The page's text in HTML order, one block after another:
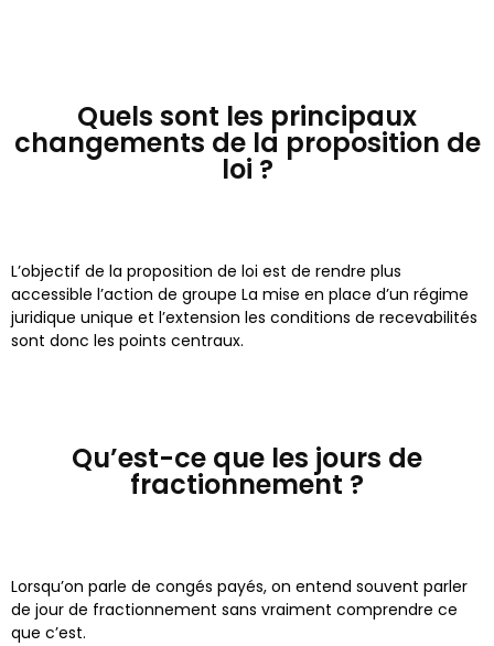
Quels sont les principaux
changements de la proposition de
loi ?
L’objectif de la proposition de loi est de rendre plus
accessible l’action de groupe La mise en place d’un régime
juridique unique et l’extension les conditions de recevabilités
sont donc les points centraux.
Qu’est-ce que les jours de
fractionnement ?
Lorsqu’on parle de congés payés, on entend souvent parler
de jour de fractionnement sans vraiment comprendre ce
que c’est.